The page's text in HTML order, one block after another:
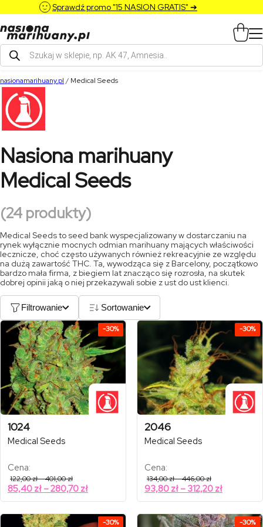
Sprawdź promo "15 NASION GRATIS" ➔
Wyszukiwarka
produktów
nasionamarihuany.pl / Medical Seeds
Nasiona marihuany
Medical Seeds
(24 produkty)
Medical Seeds to seed bank wyspecjalizowany w dostarczaniu na
rynek wyłącznie mocnych odmian marihuany mających właściwości
lecznicze, choć często używanych również rekreacyjnie ze względu
na dużą zawartość THC. Ta, wywodząca się z Barcelony, początkowo
bardzo mała firma, z biegiem lat znacząco się rozrosła, na skutek
dobrej opinii jaką o niej przekazywali sobie z ust do ust klienci.
Filtrowanie Sortowanie
-30%
1024
Medical Seeds
Cena:
122,00zł–401,00złZakres
cen:
od
122,00 zł
401,00 zł
85,40 zł –280,70 złZakres
cen:
85,40 zł
-30%
2046
Medical Seeds
Cena:
134,00zł–446,00złZakres
cen:
od
134,00 zł
446,00 zł
93,80 zł – 312,20 złZakres
cen:
93,80 zł
-30% -30%